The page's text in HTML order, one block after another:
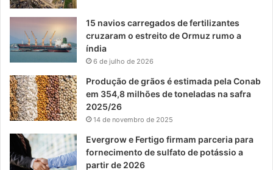
15 navios carregados de fertilizantes
cruzaram o estreito de Ormuz rumo a
índia
6 de julho de 2026
Produção de grãos é estimada pela Conab
em 354,8 milhões de toneladas na safra
2025/26
14 de novembro de 2025
Evergrow e Fertigo firmam parceria para
fornecimento de sulfato de potássio a
partir de 2026